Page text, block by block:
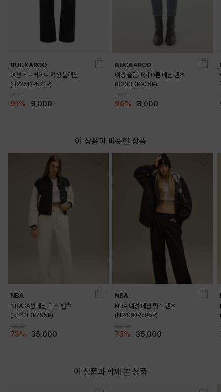
BUCKAROO
여성 스트레이트 워싱 블랙진
(B225DP621P)
91% 9,000
BUCKAROO
여성 슬림 배기 D톤 데님 팬츠
(B203DP905P)
96% 8,000
이 상품과 비슷한 상품
NBA
NBA 여성 데님 믹스 팬츠
(N243DP795P)
73% 35,000
NBA
NBA 여성 데님 믹스 팬츠
(N243DP795P)
73% 35,000
이 상품과 함께 본 상품